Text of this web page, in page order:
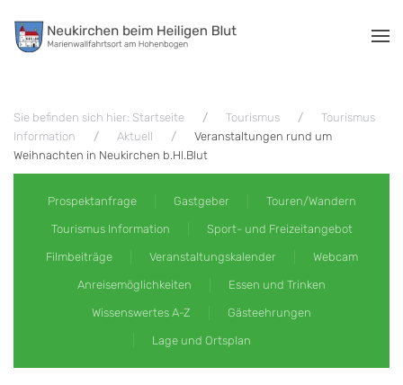
Zum Hauptinhalt springen
Sie befinden sich hier: Startseite Tourismus
Tourismus
Information
Aktuell
Veranstaltungen rund um
Weihnachten in Neukirchen b.Hl.Blut
Prospektanfrage Gastgeber Touren/Wandern
Tourismus Information Sport- und Freizeitangebot
Filmbeiträge Veranstaltungskalender Webcam
Anreisemöglichkeiten Essen und Trinken
Wissenswertes A-Z Gästeehrungen
Lage und Ortsplan